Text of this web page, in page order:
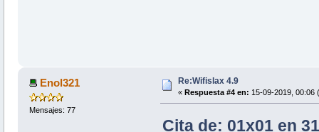
Enol321
Mensajes: 77
Re:Wifislax 4.9
« Respuesta #4 en: 15-09-2019, 00:06
Cita de: 01x01 en